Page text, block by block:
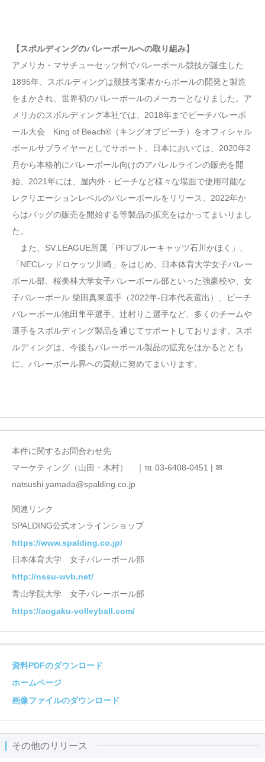
【スポルディングのバレーボールへの取り組み】
アメリカ・マサチューセッツ州でバレーボール競技が誕生した
1895年、スポルディングは競技考案者からボールの開発と製造
をまかされ、世界初のバレーボールのメーカーとなりました。ア
メリカのスポルディング本社では、2018年までビーチバレーボ
ール大会 King of Beach®（キングオブビーチ）をオフィシャル
ボールサプライヤーとしてサポート。日本においては、2020年2
月から本格的にバレーボール向けのアパレルラインの販売を開
始、2021年には、屋内外・ビーチなど様々な場面で使用可能な
レクリエーションレベルのバレーボールをリリース。2022年か
らはバッグの販売を開始する等製品の拡充をはかってまいりまし
た。
また、SV.LEAGUE所属「PFUブルーキャッツ石川かほく」、
「NECレッドロケッツ川崎」をはじめ、日本体育大学女子バレー
ボール部、桜美林大学女子バレーボール部といった強豪校や、女
子バレーボール 柴田真果選手（2022年-日本代表選出）、ビーチ
バレーボール池田隼平選手、辻村りこ選手など、多くのチームや
選手をスポルディング製品を通じてサポートしております。スポ
ルディングは、今後もバレーボール製品の拡充をはかるととも
に、バレーボール界への貢献に努めてまいります。
本件に関するお問合わせ先
マーケティング（山田・木村） ｜℡ 03-6408-0451 | ✉
natsushi.yamada@spalding.co.jp
関連リンク
SPALDING公式オンラインショップ
https://www.spalding.co.jp/
日本体育大学 女子バレーボール部
http://nssu-wvb.net/
青山学院大学 女子バレーボール部
https://aogaku-volleyball.com/
資料PDFのダウンロード
ホームページ
画像ファイルのダウンロード
その他のリリース